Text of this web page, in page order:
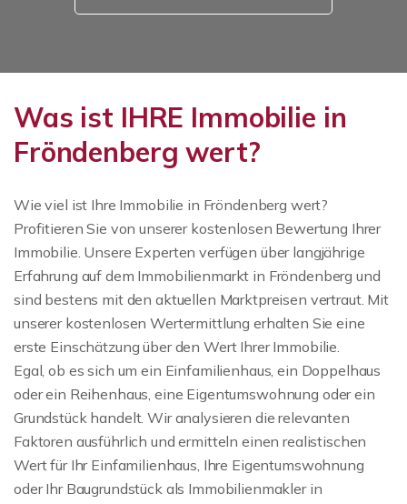
Was ist IHRE Immobilie in
Fröndenberg wert?
Wie viel ist Ihre Immobilie in Fröndenberg wert?
Profitieren Sie von unserer kostenlosen Bewertung Ihrer
Immobilie. Unsere Experten verfügen über langjährige
Erfahrung auf dem Immobilienmarkt in Fröndenberg und
sind bestens mit den aktuellen Marktpreisen vertraut. Mit
unserer kostenlosen Wertermittlung erhalten Sie eine
erste Einschätzung über den Wert Ihrer Immobilie.
Egal, ob es sich um ein Einfamilienhaus, ein Doppelhaus
oder ein Reihenhaus, eine Eigentumswohnung oder ein
Grundstück handelt. Wir analysieren die relevanten
Faktoren ausführlich und ermitteln einen realistischen
Wert für Ihr Einfamilienhaus, Ihre Eigentumswohnung
oder Ihr Baugrundstück als Immobilienmakler in